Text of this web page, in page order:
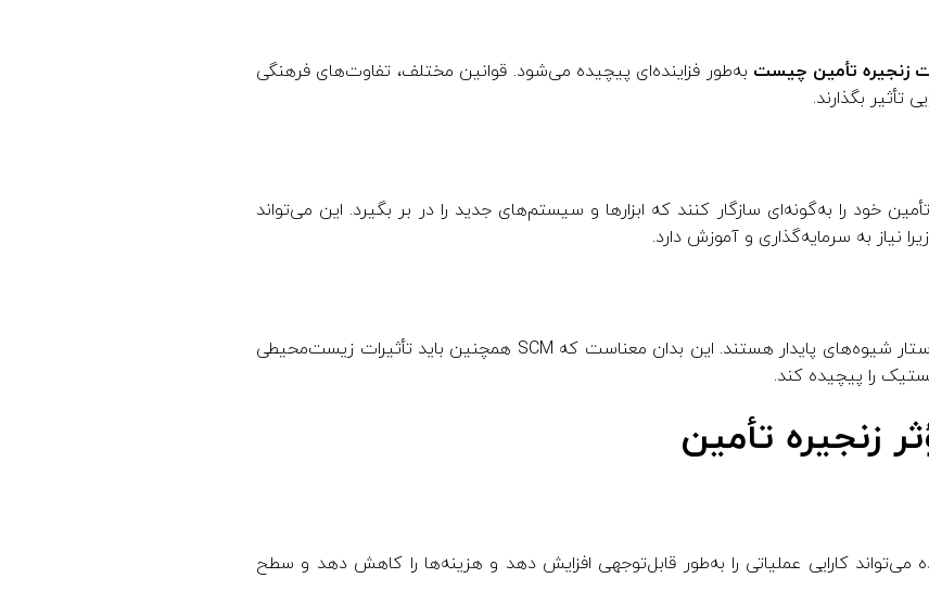
زنجیره تأمین چیست به‌طور فزاینده‌ای پیچیده می‌شود. قوانین مختلف، تفاوت‌های فرهنگی
تأثیر بگذارند.
خود را به‌گونه‌ای سازگار کنند که ابزارها و سیستم‌های جدید را در بر بگیرد. این می‌تواند
به سرمایه‌گذاری و آموزش دارد.
بیشتر مصرف‌کنندگان از شرکت‌ها خواستار شیوه‌های پایدار هستند. این بدان معناست که SCM همچنین باید تأثیرات زیست‌محیطی
را پیچیده کند.
زنجیره تأمین
کارایی عملیاتی را به‌طور قابل‌توجهی افزایش دهد و هزینه‌ها را کاهش دهد و سطح